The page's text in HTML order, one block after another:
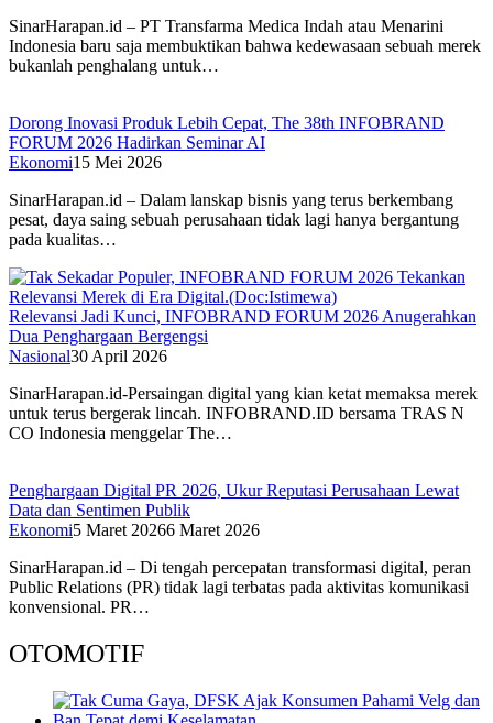
SinarHarapan.id – PT Transfarma Medica Indah atau Menarini
Indonesia baru saja membuktikan bahwa kedewasaan sebuah merek
bukanlah penghalang untuk…
Dorong Inovasi Produk Lebih Cepat, The 38th INFOBRAND
FORUM 2026 Hadirkan Seminar AI
Ekonomi15 Mei 2026
SinarHarapan.id – Dalam lanskap bisnis yang terus berkembang
pesat, daya saing sebuah perusahaan tidak lagi hanya bergantung
pada kualitas…
Relevansi Jadi Kunci, INFOBRAND FORUM 2026 Anugerahkan
Dua Penghargaan Bergengsi
Nasional30 April 2026
SinarHarapan.id-Persaingan digital yang kian ketat memaksa merek
untuk terus bergerak lincah. INFOBRAND.ID bersama TRAS N
CO Indonesia menggelar The…
Penghargaan Digital PR 2026, Ukur Reputasi Perusahaan Lewat
Data dan Sentimen Publik
Ekonomi5 Maret 20266 Maret 2026
SinarHarapan.id – Di tengah percepatan transformasi digital, peran
Public Relations (PR) tidak lagi terbatas pada aktivitas komunikasi
konvensional. PR…
OTOMOTIF